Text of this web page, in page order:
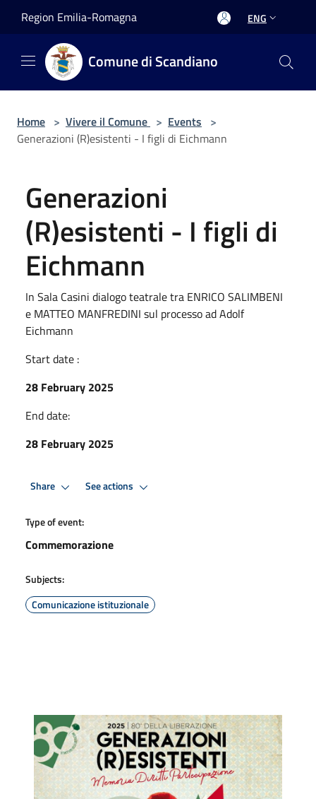
Region Emilia-Romagna ENG
Comune di Scandiano
Home > Vivere il Comune > Events >
Generazioni (R)esistenti - I figli di Eichmann
Generazioni
(R)esistenti - I figli di
Eichmann
In Sala Casini dialogo teatrale tra ENRICO SALIMBENI
e MATTEO MANFREDINI sul processo ad Adolf
Eichmann
Start date :
28 February 2025
End date:
28 February 2025
Share See actions
Type of event:
Commemorazione
Subjects:
Comunicazione istituzionale